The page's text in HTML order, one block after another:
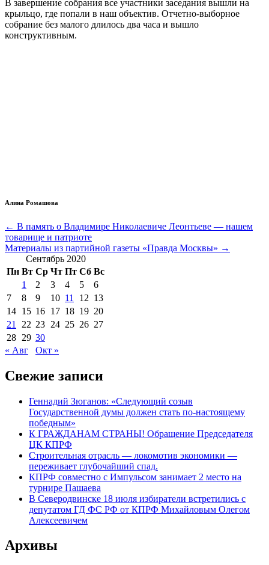
В завершение собрания все участники заседания вышли на
крыльцо, где попали в наш объектив. Отчетно-выборное
собрание без малого длилось два часа и вышло
конструктивным.
Алина Ромашова
Навигация
по
записям
← В память о Владимире Николаевиче Леонтьеве — нашем
товарище и патриоте
Материалы из партийной газеты «Правда Москвы» →
Сентябрь 2020
Пн Вт Ср Чт Пт Сб Вс
1
2 3 4 5
6
7
8 9 10 11 12 13
14 15 16 17 18 19 20
21
22 23 24 25 26 27
28 29 30
« Авг
Окт »
Свежие записи
Геннадий Зюганов: «Следующий созыв
Государственной думы должен стать по-настоящему
победным»
К ГРАЖДАНАМ СТРАНЫ! Обращение Председателя
ЦК КПРФ
Строительная отрасль — локомотив экономики —
переживает глубочайший спад.
КПРФ совместно с Импульсом занимает 2 место на
турнире Пашаева
В Северодвинске 18 июля избиратели встретились с
депутатом ГД ФС РФ от КПРФ Михайловым Олегом
Алексеевичем
Архивы